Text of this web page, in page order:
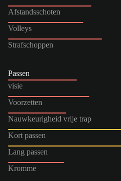
Afstandsschoten
Volleys
Strafschoppen
Passen
visie
Voorzetten
Nauwkeurigheid vrije trap
Kort passen
Lang passen
Kromme